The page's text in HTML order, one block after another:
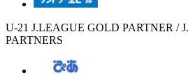
U-21 J.LEAGUE GOLD PARTNER /
PARTNERS